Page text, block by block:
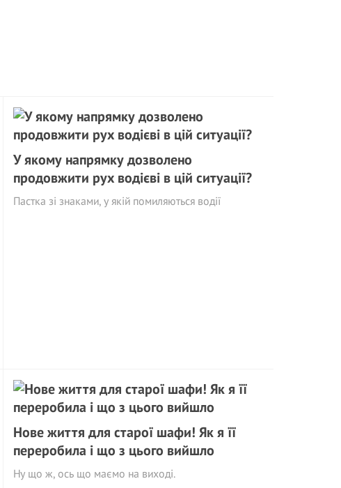
У якому напрямку дозволено
продовжити рух водієві в цій ситуації?
Пастка зі знаками, у якій помиляються водії
Нове життя для старої шафи! Як я її
переробила і що з цього вийшло
Ну що ж, ось що маємо на виході.